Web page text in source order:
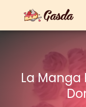
La Manga